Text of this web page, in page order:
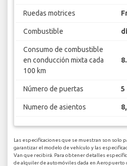
Ruedas motrices
Combustible
Consumo de combustible
en conducción mixta cada
100 km
Número de puertas 5
Numero de asientos
Las especificaciones que se muestran son solo
garantizar el modelo de vehículo y las
Van que recibirá. Para obtener detalles
de alquiler de automóviles dada en Aeropuerto